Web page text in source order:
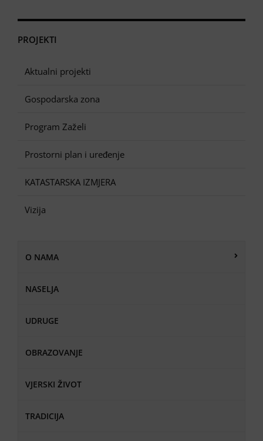
PROJEKTI
Aktualni projekti
Gospodarska zona
Program Zaželi
Prostorni plan i uređenje
KATASTARSKA IZMJERA
Vizija
O NAMA
NASELJA
UDRUGE
OBRAZOVANJE
VJERSKI ŽIVOT
TRADICIJA